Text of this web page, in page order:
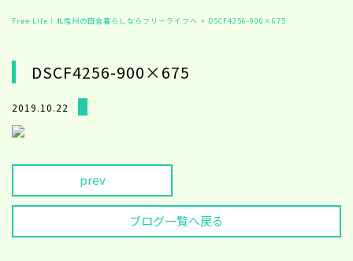
Free Life｜北信州の田舎暮らしならフリーライフへ > DSCF4256-900×675
DSCF4256-900×675
2019.10.22
prev
ブログ一覧へ戻る